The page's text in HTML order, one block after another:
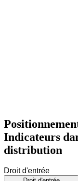
Indicateurs
distribution